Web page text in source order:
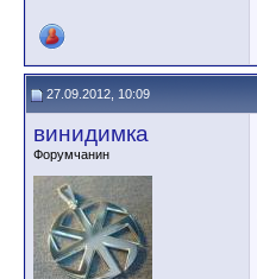
27.09.2012, 10:09
винидимка
Форумчанин